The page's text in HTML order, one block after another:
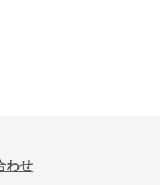
わせ